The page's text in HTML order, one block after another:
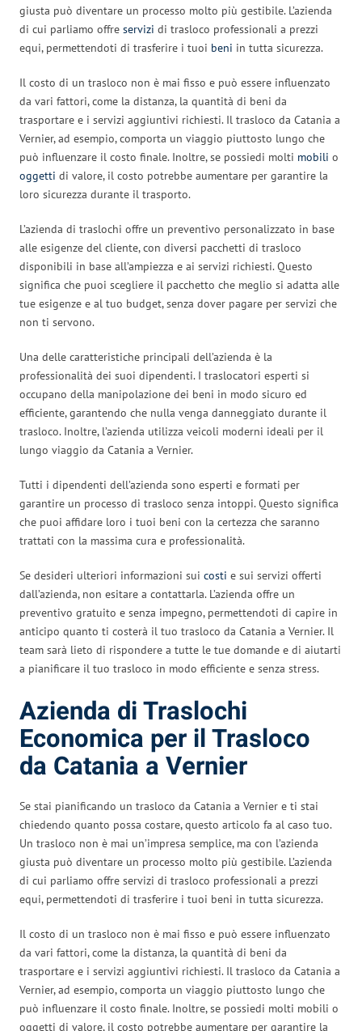
giusta può diventare un processo molto più gestibile. L’azienda
di cui parliamo offre servizi di trasloco professionali a prezzi
equi, permettendoti di trasferire i tuoi beni in tutta sicurezza.
Il costo di un trasloco non è mai fisso e può essere influenzato
da vari fattori, come la distanza, la quantità di beni da
trasportare e i servizi aggiuntivi richiesti. Il trasloco da Catania a
Vernier, ad esempio, comporta un viaggio piuttosto lungo che
può influenzare il costo finale. Inoltre, se possiedi molti mobili o
oggetti di valore, il costo potrebbe aumentare per garantire la
loro sicurezza durante il trasporto.
L’azienda di traslochi offre un preventivo personalizzato in base
alle esigenze del cliente, con diversi pacchetti di trasloco
disponibili in base all’ampiezza e ai servizi richiesti. Questo
significa che puoi scegliere il pacchetto che meglio si adatta alle
tue esigenze e al tuo budget, senza dover pagare per servizi che
non ti servono.
Una delle caratteristiche principali dell’azienda è la
professionalità dei suoi dipendenti. I traslocatori esperti si
occupano della manipolazione dei beni in modo sicuro ed
efficiente, garantendo che nulla venga danneggiato durante il
trasloco. Inoltre, l’azienda utilizza veicoli moderni ideali per il
lungo viaggio da Catania a Vernier.
Tutti i dipendenti dell’azienda sono esperti e formati per
garantire un processo di trasloco senza intoppi. Questo significa
che puoi affidare loro i tuoi beni con la certezza che saranno
trattati con la massima cura e professionalità.
Se desideri ulteriori informazioni sui costi e sui servizi offerti
dall’azienda, non esitare a contattarla. L’azienda offre un
preventivo gratuito e senza impegno, permettendoti di capire in
anticipo quanto ti costerà il tuo trasloco da Catania a Vernier. Il
team sarà lieto di rispondere a tutte le tue domande e di aiutarti
a pianificare il tuo trasloco in modo efficiente e senza stress.
Azienda di Traslochi
Economica per il Trasloco
da Catania a Vernier
Se stai pianificando un trasloco da Catania a Vernier e ti stai
chiedendo quanto possa costare, questo articolo fa al caso tuo.
Un trasloco non è mai un’impresa semplice, ma con l’azienda
giusta può diventare un processo molto più gestibile. L’azienda
di cui parliamo offre servizi di trasloco professionali a prezzi
equi, permettendoti di trasferire i tuoi beni in tutta sicurezza.
Il costo di un trasloco non è mai fisso e può essere influenzato
da vari fattori, come la distanza, la quantità di beni da
trasportare e i servizi aggiuntivi richiesti. Il trasloco da Catania a
Vernier, ad esempio, comporta un viaggio piuttosto lungo che
può influenzare il costo finale. Inoltre, se possiedi molti mobili o
oggetti di valore, il costo potrebbe aumentare per garantire la